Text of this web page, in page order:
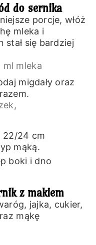
do sernika
porcje, włóż
mleka i
stał się bardziej
mleka
migdały oraz
22/24 cm
mąką.
boki i dno
z makiem
jajka, cukier,
mąkę